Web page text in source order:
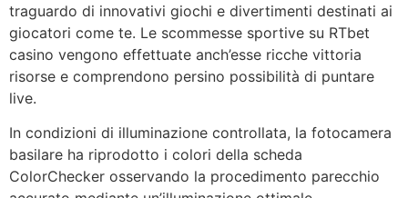
traguardo di innovativi giochi e divertimenti destinati ai
giocatori come te. Le scommesse sportive su RTbet
casino vengono effettuate anch’esse ricche vittoria
risorse e comprendono persino possibilità di puntare
live.
In condizioni di illuminazione controllata, la fotocamera
basilare ha riprodotto i colori della scheda
ColorChecker osservando la procedimento parecchio